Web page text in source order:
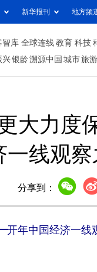
新华报刊 地方频
智库 全球连线 教育 科技
兴银龄溯源中国 城市旅游
大力
一线观察
分享到：
年中国经济一线